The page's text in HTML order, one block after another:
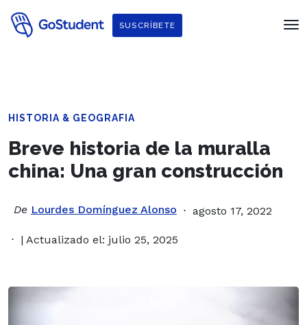
SUSCRÍBETE
HISTORIA & GEOGRAFIA
Breve historia de la muralla
china: Una gran construcción
De Lourdes Domínguez Alonso agosto 17, 2022
| Actualizado el: julio 25, 2025